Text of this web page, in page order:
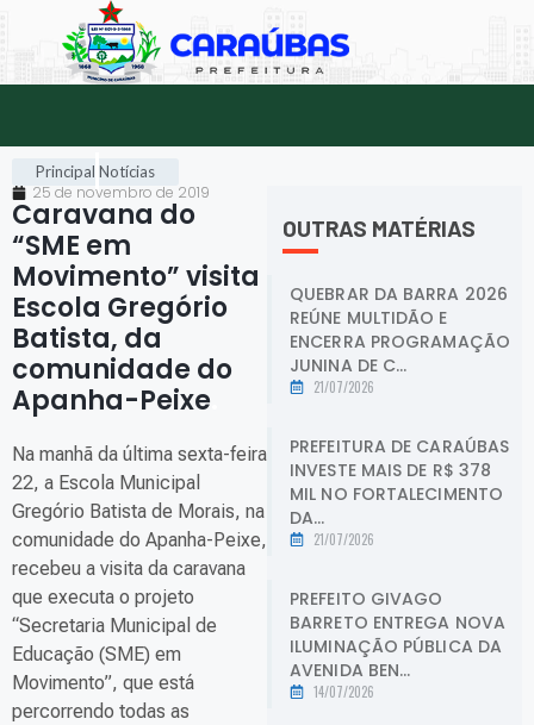
Principal Notícias
25 de novembro de 2019
Caravana do
“SME em
Movimento” visita
Escola Gregório
Batista, da
comunidade do
Apanha-Peixe
Na manhã da última sexta-feira
22, a Escola Municipal
Gregório Batista de Morais, na
comunidade do Apanha-Peixe,
recebeu a visita da caravana
que executa o projeto
“Secretaria Municipal de
Educação (SME) em
Movimento”, que está
percorrendo todas as
OUTRAS MATÉRIAS
QUEBRAR DA BARRA 2026
REÚNE MULTIDÃO E
ENCERRA PROGRAMAÇÃO
JUNINA DE C...
21/07/2026
PREFEITURA DE CARAÚBAS
INVESTE MAIS DE R$ 378
MIL NO FORTALECIMENTO
DA...
21/07/2026
PREFEITO GIVAGO
BARRETO ENTREGA NOVA
ILUMINAÇÃO PÚBLICA DA
AVENIDA BEN...
14/07/2026